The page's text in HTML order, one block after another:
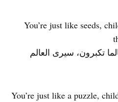
!You’re just like seeds,
تكبرون، سيرى العالم
You’re just like a puzzle,